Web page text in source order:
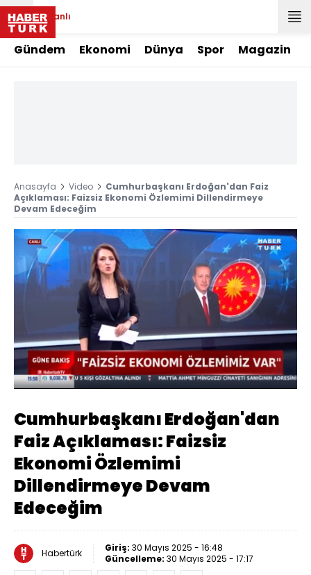
Canlı
Gündem Ekonomi Dünya Spor Magazin
Anasayfa Video
Cumhurbaşkanı Erdoğan'dan Faiz
Açıklaması: Faizsiz Ekonomi Özlemimi Dillendirmeye
Devam Edeceğim
Sesi
Aç
Yüklendi:
36.80%
Oynatma
Hızı
Cumhurbaşkanı Erdoğan'dan
Faiz Açıklaması: Faizsiz
Ekonomi Özlemimi
Dillendirmeye Devam
Edeceğim
Habertürk Giriş: 30 Mayıs 2025 - 16:48
Güncelleme: 30 Mayıs 2025 - 17:17